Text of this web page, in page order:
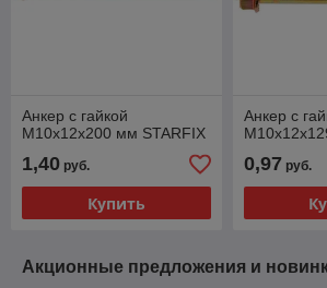
Анкер с гайкой
М10х12х200 мм STARFIX
1,40 руб.
Купить
Анкер с
0,97 руб.
Акционные предложения и